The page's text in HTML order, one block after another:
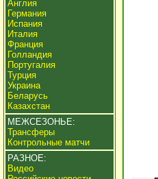
Англия
Германия
Испания
Италия
Франция
Голландия
Португалия
Турция
Украина
Беларусь
Казахстан
МЕЖСЕЗОНЬЕ:
Трансферы
Контрольные матчи
РАЗНОЕ:
Видео